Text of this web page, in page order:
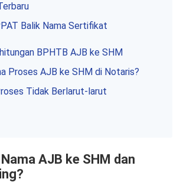
Balik Nama Sertifikat
BPHTB AJB ke SHM
Proses AJB ke SHM di Notaris?
Tidak Berlarut-larut
AJB ke SHM dan